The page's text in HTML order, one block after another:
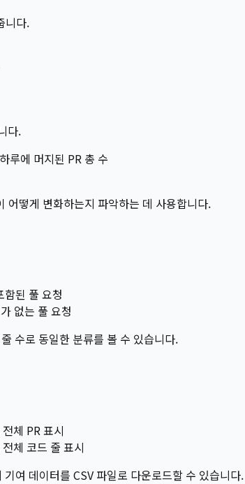
니다.
다.
루에 머지된 PR 총 수
떻게 변화하는지 파악하는 데 사용합니다.
된 풀 요청
없는 풀 요청
수로 동일한 분류를 볼 수 있습니다.
체 PR 표시
체 코드 줄 표시
여 데이터를 CSV 파일로 다운로드할 수 있습니다.